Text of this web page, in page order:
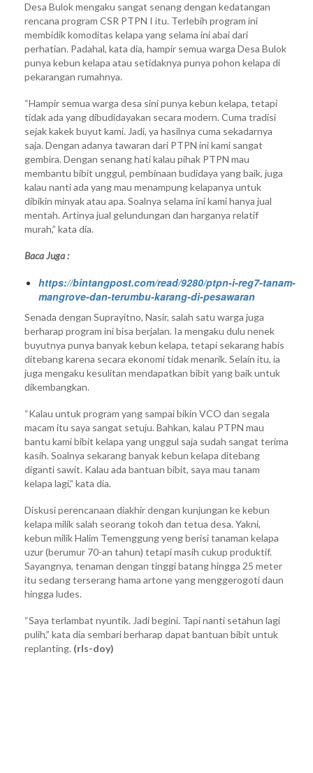
Desa Bulok mengaku sangat senang dengan kedatangan
rencana program CSR PTPN I itu. Terlebih program ini
membidik komoditas kelapa yang selama ini abai dari
perhatian. Padahal, kata dia, hampir semua warga Desa Bulok
punya kebun kelapa atau setidaknya punya pohon kelapa di
pekarangan rumahnya.
“Hampir semua warga desa sini punya kebun kelapa, tetapi
tidak ada yang dibudidayakan secara modern. Cuma tradisi
sejak kakek buyut kami. Jadi, ya hasilnya cuma sekadarnya
saja. Dengan adanya tawaran dari PTPN ini kami sangat
gembira. Dengan senang hati kalau pihak PTPN mau
membantu bibit unggul, pembinaan budidaya yang baik, juga
kalau nanti ada yang mau menampung kelapanya untuk
dibikin minyak atau apa. Soalnya selama ini kami hanya jual
mentah. Artinya jual gelundungan dan harganya relatif
murah,” kata dia.
Baca Juga :
https://bintangpost.com/read/9280/ptpn-i-reg7-tanam-
mangrove-dan-terumbu-karang-di-pesawaran
Senada dengan Suprayitno, Nasir, salah satu warga juga
berharap program ini bisa berjalan. Ia mengaku dulu nenek
buyutnya punya banyak kebun kelapa, tetapi sekarang habis
ditebang karena secara ekonomi tidak menarik. Selain itu, ia
juga mengaku kesulitan mendapatkan bibit yang baik untuk
dikembangkan.
“Kalau untuk program yang sampai bikin VCO dan segala
macam itu saya sangat setuju. Bahkan, kalau PTPN mau
bantu kami bibit kelapa yang unggul saja sudah sangat terima
kasih. Soalnya sekarang banyak kebun kelapa ditebang
diganti sawit. Kalau ada bantuan bibit, saya mau tanam
kelapa lagi,” kata dia.
Diskusi perencanaan diakhir dengan kunjungan ke kebun
kelapa milik salah seorang tokoh dan tetua desa. Yakni,
kebun milik Halim Temenggung yeng berisi tanaman kelapa
uzur (berumur 70-an tahun) tetapi masih cukup produktif.
Sayangnya, tenaman dengan tinggi batang hingga 25 meter
itu sedang terserang hama artone yang menggerogoti daun
hingga ludes.
“Saya terlambat nyuntik. Jadi begini. Tapi nanti setahun lagi
pulih,” kata dia sembari berharap dapat bantuan bibit untuk
replanting. (rls-doy)